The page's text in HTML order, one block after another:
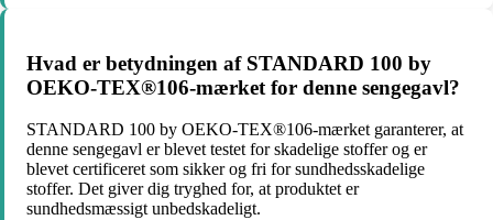
Hvad er betydningen af STANDARD 100 by
OEKO-TEX®106-mærket for denne sengegavl?
STANDARD 100 by OEKO-TEX®106-mærket garanterer, at
denne sengegavl er blevet testet for skadelige stoffer og er
blevet certificeret som sikker og fri for sundhedsskadelige
stoffer. Det giver dig tryghed for, at produktet er
sundhedsmæssigt unbedskadeligt.